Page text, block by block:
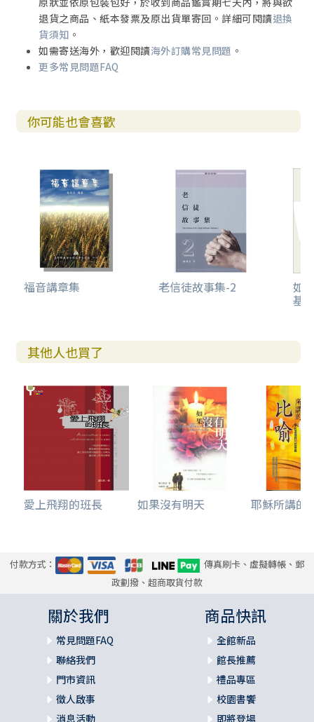
退貨之商品、紙本發票及原出貨單寄回。詳細可閱讀退換
貨須知 。
如需寄送海外，歡迎閱讀海外訂購常見問題 。
更多常見問題FAQ
你可能也會喜歡
福音講章集 老信徒故事集-2 如
基
其他人也買了
愛上飛翔的班長 如果沒有明天 耶穌所講的
付款方式：
傳真刷卡、虛擬轉帳、郵
政劃撥、超商取貨付款
關於我們
常見問題FAQ
聯絡我們
門市資訊
徵人啟事
消息活動
商品快訊
全館新品
館長推薦
禮品專區
校園書饗
即將登場